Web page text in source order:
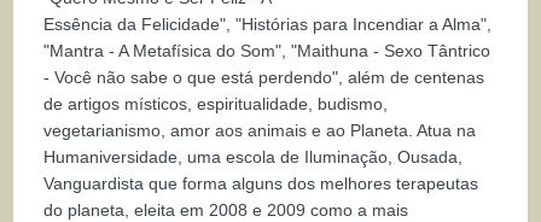
Essência da Felicidade", "Histórias para Incendiar a Alma",
"Mantra - A Metafísica do Som", "Maithuna - Sexo Tântrico
- Você não sabe o que está perdendo", além de centenas
de artigos místicos, espiritualidade, budismo,
vegetarianismo, amor aos animais e ao Planeta. Atua na
Humaniversidade, uma escola de Iluminação, Ousada,
Vanguardista que forma alguns dos melhores terapeutas
do planeta, eleita em 2008 e 2009 como a mais